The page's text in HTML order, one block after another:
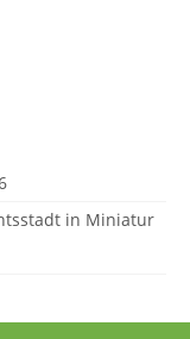
in Miniatur